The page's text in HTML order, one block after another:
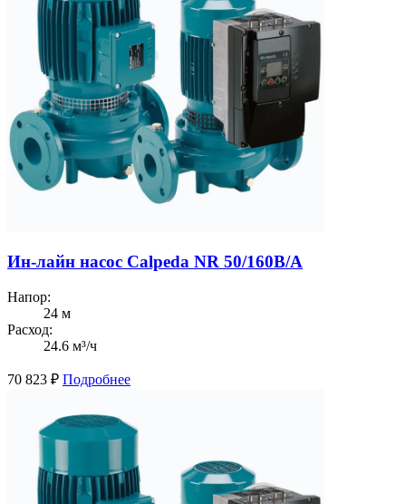
Ин-лайн насос Calpeda NR 50/160B/A
Напор:
24 м
Расход:
24.6 м³/ч
70 823 ₽ Подробнее